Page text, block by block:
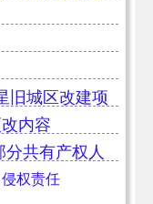
旧城区改建项
内容
共有产权人
侵权责任